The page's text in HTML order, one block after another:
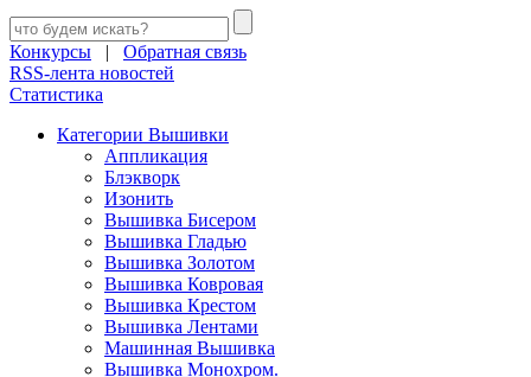
Конкурсы | Обратная связь
RSS-лента новостей
Статистика
Категории Вышивки
Аппликация
Блэкворк
Изонить
Вышивка Бисером
Вышивка Гладью
Вышивка Золотом
Вышивка Ковровая
Вышивка Крестом
Вышивка Лентами
Машинная Вышивка
Вышивка Монохром.